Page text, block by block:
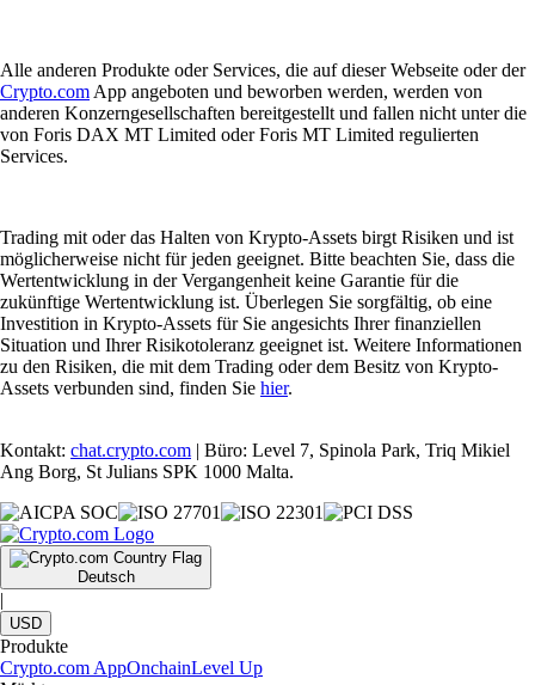
Alle anderen Produkte oder Services, die auf dieser Webseite oder der
Crypto.com App angeboten und beworben werden, werden von
anderen Konzerngesellschaften bereitgestellt und fallen nicht unter die
von Foris DAX MT Limited oder Foris MT Limited regulierten
Services.
Trading mit oder das Halten von Krypto-Assets birgt Risiken und ist
möglicherweise nicht für jeden geeignet. Bitte beachten Sie, dass die
Wertentwicklung in der Vergangenheit keine Garantie für die
zukünftige Wertentwicklung ist. Überlegen Sie sorgfältig, ob eine
Investition in Krypto-Assets für Sie angesichts Ihrer finanziellen
Situation und Ihrer Risikotoleranz geeignet ist. Weitere Informationen
zu den Risiken, die mit dem Trading oder dem Besitz von Krypto-
Assets verbunden sind, finden Sie hier.
Kontakt: chat.crypto.com | Büro: Level 7, Spinola Park, Triq Mikiel
Ang Borg, St Julians SPK 1000 Malta.
Deutsch
|
USD
Produkte
Crypto.com AppOnchainLevel Up